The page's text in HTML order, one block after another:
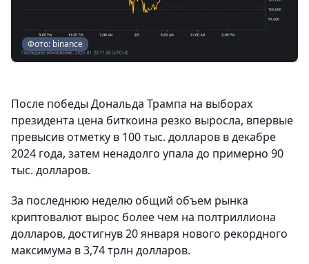
Фото: binance
После победы Дональда Трампа на выборах
президента цена биткоина резко выросла, впервые
превысив отметку в 100 тыс. долларов в декабре
2024 года, затем ненадолго упала до примерно 90
тыс. долларов.
За последнюю неделю общий объем рынка
криптовалют вырос более чем на полтриллиона
долларов, достигнув 20 января нового рекордного
максимума в 3,74 трлн долларов.